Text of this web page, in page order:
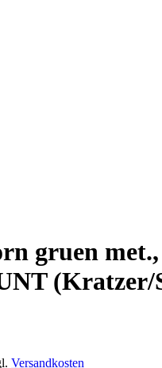
gruen
(Kratzer/
Versandkosten